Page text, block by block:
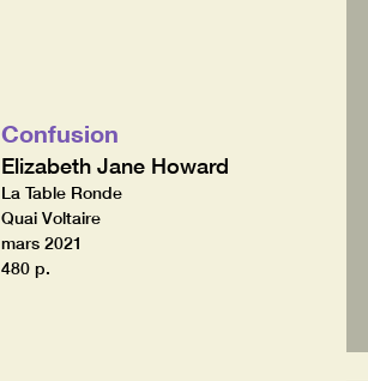
Confusion
Elizabeth Jane Howard
La Table Ronde
Quai Voltaire
mars 2021
480 p.